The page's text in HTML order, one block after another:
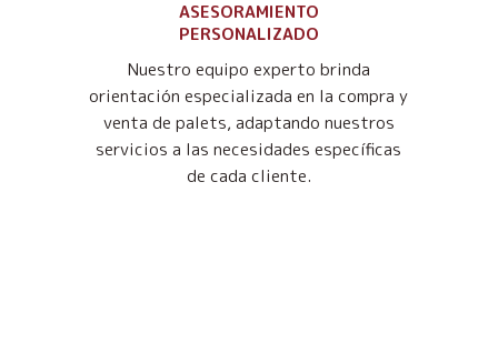
ASESORAMIENTO
PERSONALIZADO
Nuestro equipo experto brinda
orientación especializada en la compra y
venta de palets, adaptando nuestros
servicios a las necesidades específicas
de cada cliente.